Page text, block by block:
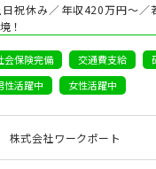
祝休み／年収420万円～／
！
会保険完備 交通費支給
性活躍中 女性活躍中
株式会社ワークポート